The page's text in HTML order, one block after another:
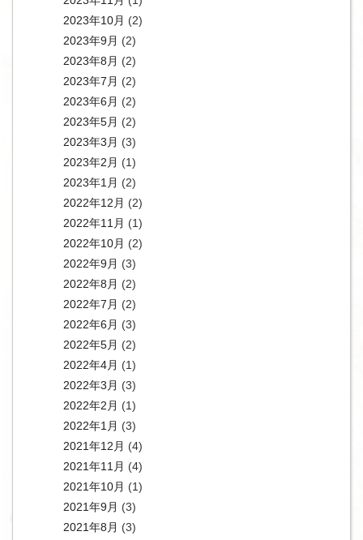
2023年10月 (2)
2023年9月 (2)
2023年8月 (2)
2023年7月 (2)
2023年6月 (2)
2023年5月 (2)
2023年3月 (3)
2023年2月 (1)
2023年1月 (2)
2022年12月 (2)
2022年11月 (1)
2022年10月 (2)
2022年9月 (3)
2022年8月 (2)
2022年7月 (2)
2022年6月 (3)
2022年5月 (2)
2022年4月 (1)
2022年3月 (3)
2022年2月 (1)
2022年1月 (3)
2021年12月 (4)
2021年11月 (4)
2021年10月 (1)
2021年9月 (3)
2021年8月 (3)